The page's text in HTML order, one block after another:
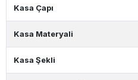
Kasa Çapı
Kasa Materyali
Kasa Şekli